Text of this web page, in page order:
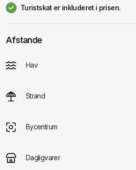
Turistskat er inkluderet i prisen.
Afstande
Hav
Strand
Bycentrum
Dagligvarer